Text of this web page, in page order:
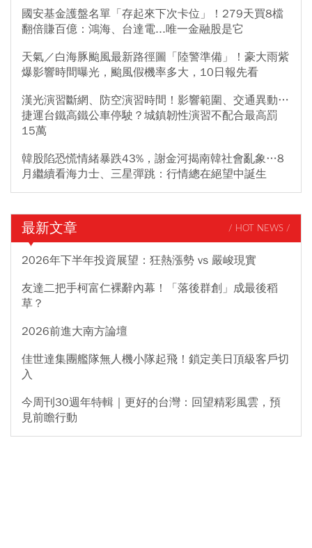
國安基金護盤名單「存起來下次卡位」！279天買8檔
翻倍賺百億：鴻海、台達電...唯一金融股是它
天氣／白海豚颱風最新路徑圖「陸警準備」！豪大雨紫
爆影響時間曝光，颱風假機率多大，10日報先看
漢光演習斷網、防空演習時間！影響範圍、交通異動…
捷運台鐵高鐵公車停駛？城鎮韌性演習不配合最高罰
15萬
韓股陷恐慌情緒暴跌43%，謝金河揭南韓社會亂象…8
月繼續看海力士、三星彈跳：行情總在絕望中誕生
最新文章 / HOT NEWS /
2026年下半年投資展望：狂熱漲勢 vs 嚴峻現實
友達二把手柯富仁裸辭內幕！「落後群創」成最後稻
草？
2026前進大南方論壇
佳世達集團艦隊無人機小隊起飛！鎖定美日頂級客戶切
入
今周刊30週年特輯｜更好的台灣：回望精彩風雲，預
見前瞻行動